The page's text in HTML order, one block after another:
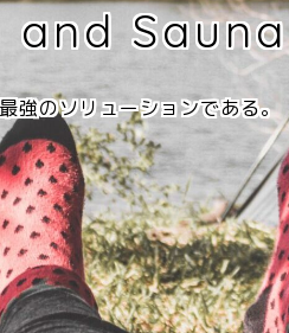
and Sauna
強のソリューションである。